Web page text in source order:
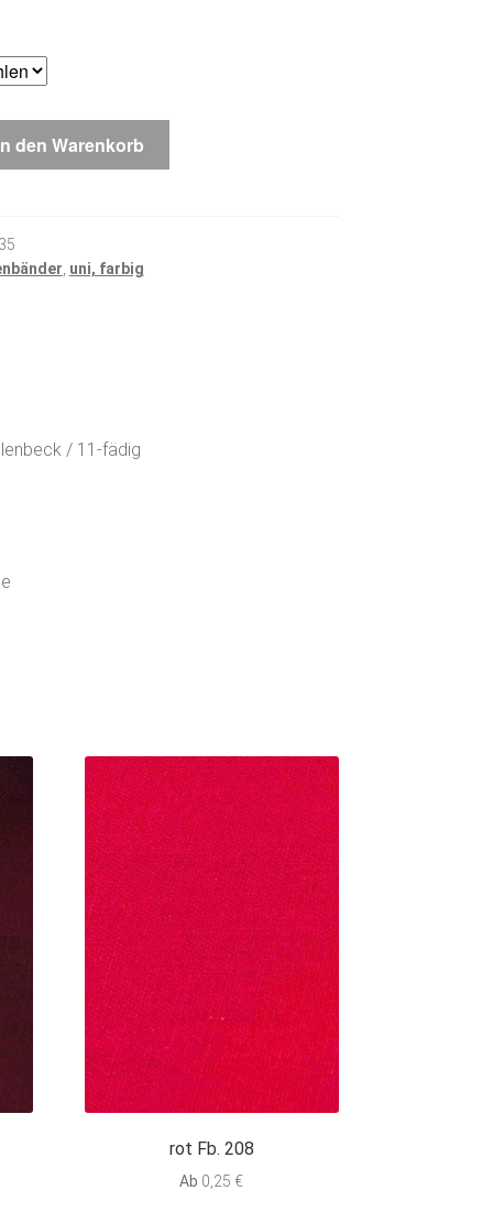
den Warenkorb
uni, farbig
/ 11-fädig
rot Fb. 208
Ab 0,25 €